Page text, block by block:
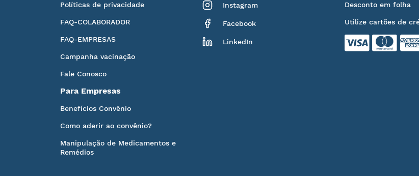
Políticas de privacidade
FAQ-COLABORADOR
FAQ-EMPRESAS
Campanha vacinação
Fale Conosco
Para Empresas
Benefícios Convênio
Como aderir ao convênio?
Manipulação de Medicamentos e
Remédios
Instagram
Facebook
LinkedIn
Desconto em folha
Utilize cartões de